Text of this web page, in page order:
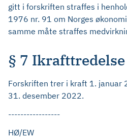
gitt i forskriften straffes i
1976 nr. 91 om Norges
samme måte straffes
§ 7 Ikrafttredelse
Forskriften trer i kraft 1. januar
31. desember 2022.
-----------------
HØ/EW